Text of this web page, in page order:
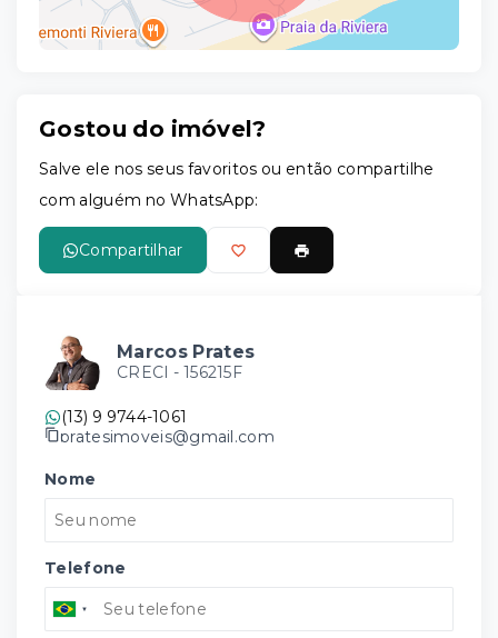
Gostou do imóvel?
Salve ele nos seus favoritos ou então compartilhe
com alguém no WhatsApp:
Compartilhar
Marcos Prates
CRECI - 156215F
(13) 9 9744-1061
pratesimoveis@gmail.com
Nome
Telefone